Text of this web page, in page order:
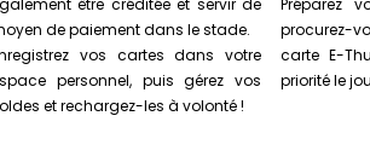
être créditée et servir de
de paiement dans le stade.
vos cartes dans votre
personnel, puis gérez vos
et rechargez-les à volonté !
Préparez
procurez-
carte E-
priorité le